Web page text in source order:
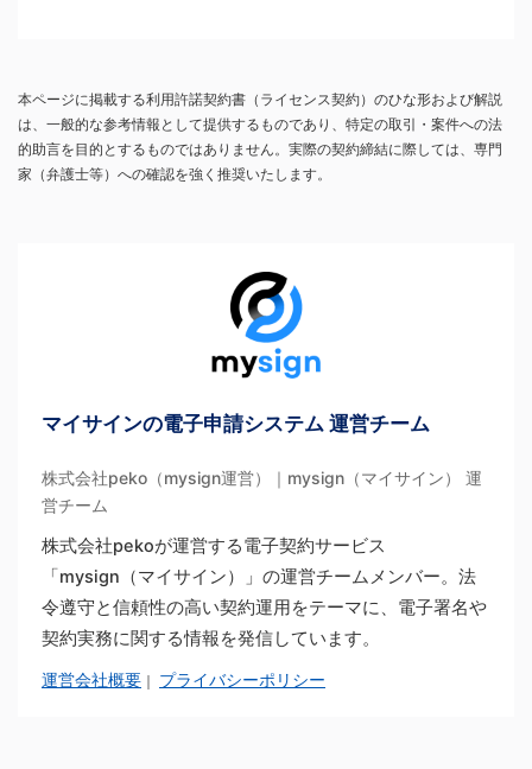
本ページに掲載する利用許諾契約書（ライセンス契約）のひな形および解説
は、一般的な参考情報として提供するものであり、特定の取引・案件への法
的助言を目的とするものではありません。実際の契約締結に際しては、専門
家（弁護士等）への確認を強く推奨いたします。
マイサインの電子申請システム 運営チーム
株式会社peko（mysign運営）｜mysign（マイサイン） 運
営チーム
株式会社pekoが運営する電子契約サービス
「mysign（マイサイン）」の運営チームメンバー。法
令遵守と信頼性の高い契約運用をテーマに、電子署名や
契約実務に関する情報を発信しています。
運営会社概要 ｜ プライバシーポリシー